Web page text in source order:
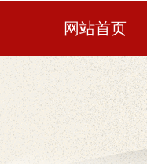
网站首页